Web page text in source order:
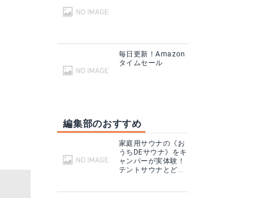
毎日更新！Amazon
タイムセール
編集部のおすすめ
家庭用サウナの《お
うちDEサウナ》をキ
ャンパーが実体験！
テントサウナとどこ